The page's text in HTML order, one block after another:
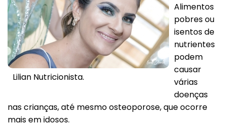
Lilian Nutricionista.
Alimentos
pobres ou
isentos de
nutrientes
podem
causar
várias
doenças
nas crianças, até mesmo osteoporose, que ocorre
mais em idosos.